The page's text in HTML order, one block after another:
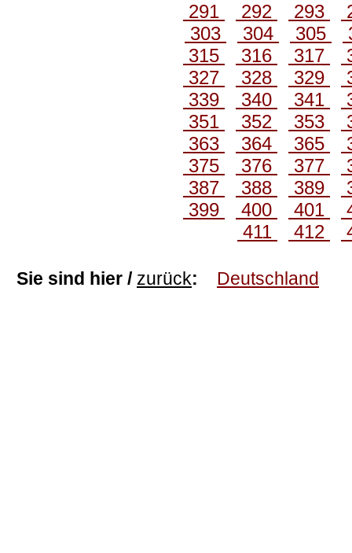
291 292 293
303
304 305
315
316 317
327
328 329
339
340 341
351
352 353
363
364 365
375
376 377
387
388 389
399
400 401
411
412
Sie sind hier / zurück: Deutschland